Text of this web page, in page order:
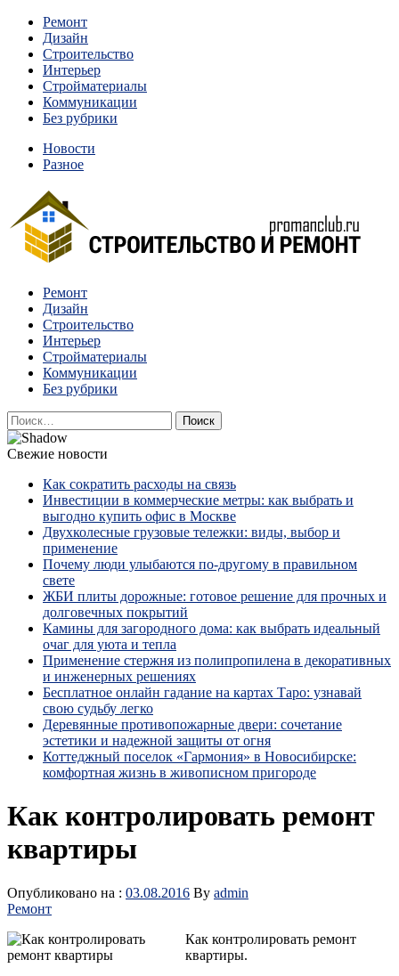
Перейти
содержимому
Ремонт
Дизайн
Строительство
Интерьер
Стройматериалы
Коммуникации
Без рубрики
Новости
Разное
Строительство и ремонт
Квартиры и дома, в которых живут разные люди, очень
отличаются между собой.
Ремонт
Дизайн
Строительство
Интерьер
Стройматериалы
Коммуникации
Без рубрики
Найти:
Свежие новости
Как сократить расходы на связь
Инвестиции в коммерческие метры: как выбрать и
выгодно купить офис в Москве
Двухколесные грузовые тележки: виды, выбор и
применение
Почему люди улыбаются по‑другому в правильном
свете
ЖБИ плиты дорожные: готовое решение для прочных и
долговечных покрытий
Камины для загородного дома: как выбрать идеальный
очаг для уюта и тепла
Применение стержня из полипропилена в декоративных
и инженерных решениях
Бесплатное онлайн гадание на картах Таро: узнавай
свою судьбу легко
Деревянные противопожарные двери: сочетание
эстетики и надежной защиты от огня
Коттеджный поселок «Гармония» в Новосибирске:
комфортная жизнь в живописном пригороде
Как контролировать ремонт
квартиры
Опубликовано на : 03.08.2016 By admin
Ремонт
Как контролировать ремонт
квартиры.